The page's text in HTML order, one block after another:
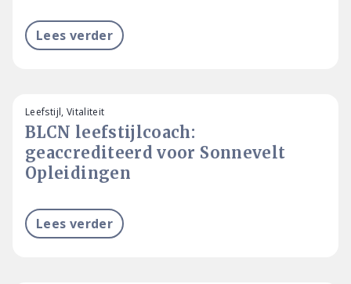
Lees verder
BLCN leefstijlcoach:
geaccrediteerd voor Sonnevelt
Opleidingen
Leefstijl, Vitaliteit
Lees verder